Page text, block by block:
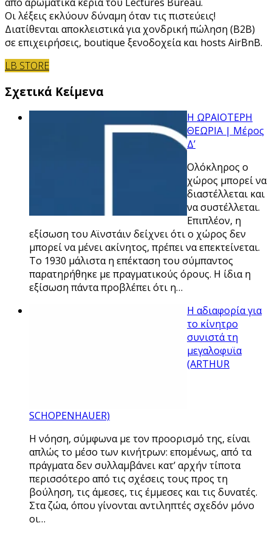
Οι λέξεις εκλύουν δύναμη όταν τις πιστεύεις!
Διατίθενται αποκλειστικά για χονδρική πώληση (B2B)
σε επιχειρήσεις, boutique ξενοδοχεία και hosts AirBnB.
LB STORE
Σχετικά Κείμενα
Η ΩΡΑΙΟΤΕΡΗ
ΘΕΩΡΙΑ | Μέρος
Δ’
Ολόκληρος ο
χώρος μπορεί να
διαστέλλεται και
να συστέλλεται.
Επιπλέον, η
εξίσωση του Αϊνστάιν δείχνει ότι ο χώρος δεν
μπορεί να μένει ακίνητος, πρέπει να επεκτείνεται.
Το 1930 μάλιστα η επέκταση του σύμπαντος
παρατηρήθηκε με πραγματικούς όρους. Η ίδια η
εξίσωση πάντα προβλέπει ότι η…
Η αδιαφορία για
το κίνητρο
συνιστά τη
μεγαλοφυϊα
(ARTHUR
SCHOPENHAUER)
Η νόηση, σύμφωνα με τον προορισμό της, είναι
απλώς το μέσο των κινήτρων: επομένως, από τα
πράγματα δεν συλλαμβάνει κατ’ αρχήν τίποτα
περισσότερο από τις σχέσεις τους προς τη
βούληση, τις άμεσες, τις έμμεσες και τις δυνατές.
Στα ζώα, όπου γίνονται αντιληπτές σχεδόν μόνο
οι…